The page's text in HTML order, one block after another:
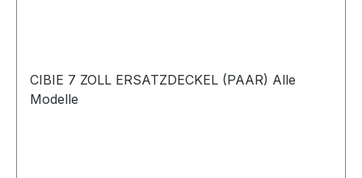
CIBIE 7 ZOLL ERSATZDECKEL (PAAR) Alle
Modelle